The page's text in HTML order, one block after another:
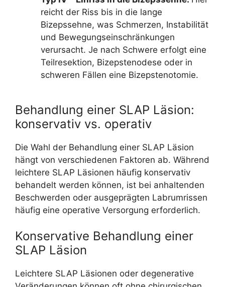
reicht der Riss bis in die lange
Bizepssehne, was Schmerzen, Instabilität
und Bewegungseinschränkungen
verursacht. Je nach Schwere erfolgt eine
Teilresektion, Bizepstenodese oder in
schweren Fällen eine Bizepstenotomie.
Behandlung einer SLAP Läsion:
konservativ vs. operativ
Die Wahl der Behandlung einer SLAP Läsion
hängt von verschiedenen Faktoren ab. Während
leichtere SLAP Läsionen häufig konservativ
behandelt werden können, ist bei anhaltenden
Beschwerden oder ausgeprägten Labrumrissen
häufig eine operative Versorgung erforderlich.
Konservative Behandlung einer
SLAP Läsion
Leichtere SLAP Läsionen oder degenerative